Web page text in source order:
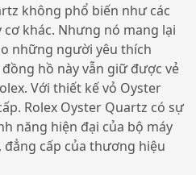
không phổ biến như các
khác. Nhưng nó mang lại
những người yêu thích
hồ này vẫn giữ được vẻ
Với thiết kế vỏ Oyster
Rolex Oyster Quartz có sự
năng hiện đại của bộ máy
cấp của thương hiệu